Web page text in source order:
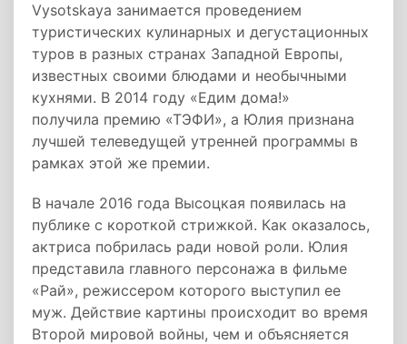
Vysotskaya занимается проведением
туристических кулинарных и дегустационных
туров в разных странах Западной Европы,
известных своими блюдами и необычными
кухнями. В 2014 году «Едим дома!»
получила премию «ТЭФИ», а Юлия признана
лучшей телеведущей утренней программы в
рамках этой же премии.
В начале 2016 года Высоцкая появилась на
публике с короткой стрижкой. Как оказалось,
актриса побрилась ради новой роли. Юлия
представила главного персонажа в фильме
«Рай», режиссером которого выступил ее
муж. Действие картины происходит во время
Второй мировой войны, чем и объясняется